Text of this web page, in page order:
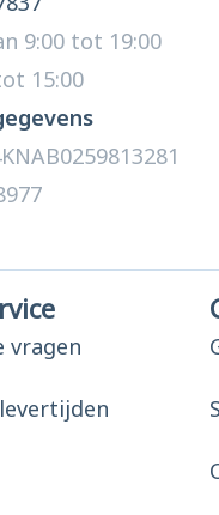
9:00 tot 19:00
15:00
vragen